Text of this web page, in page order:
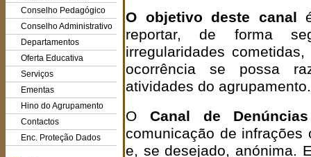
Conselho Pedagógico
Conselho Administrativo
Departamentos
Oferta Educativa
Serviços
Ementas
Hino do Agrupamento
Contactos
Enc. Proteção Dados
O objetivo deste canal
reportar, de forma
irregularidades
ocorrência se possa
atividades do agrupamento.
O Canal de Denúncias
comunicação de infrações
e, se desejado, anónima.